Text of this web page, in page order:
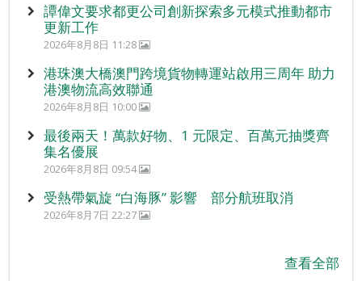
譚偉文要求都更公司創新探索多元模式推動都市
更新工作
2026年8月8日 11:28
港珠澳大橋澳門跨境貨物轉運站啟用三周年 助力
港澳物流高效聯通
2026年8月8日 10:00
最後兩天！萬款好物、1 元限定、百萬元抽獎齊
集名優展
2026年8月8日 09:54
受熱帶氣旋 “白海豚” 影響 部分航班取消
2026年8月7日 22:27
查看全部